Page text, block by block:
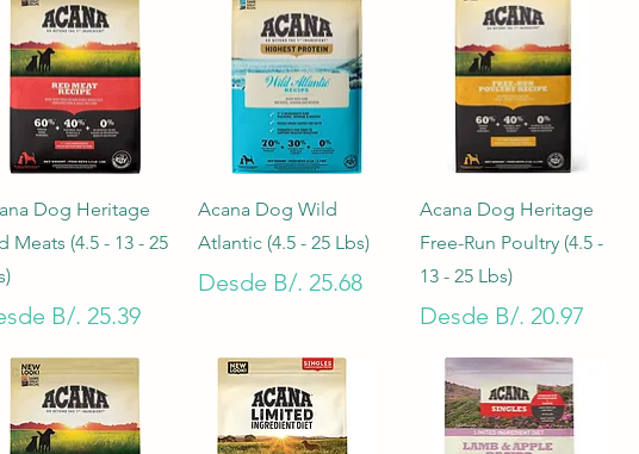
Vista rápida
Dog Heritage
Meats (4.5 - 13 - 25
B/. 25.39
de oferta
Vista rápida
Acana Dog Wild
Atlantic (4.5 - 25 Lbs)
Desde B/. 25.68
Precio de oferta
Vista rápida
Acana Dog Heritage
Free-Run Poultry (4.5 -
13 - 25 Lbs)
Desde B/. 20.97
Precio de oferta